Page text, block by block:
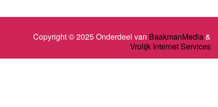
Copyright © 2025 Onderdeel van BaakmanMedia&
Vrolijk Internet Services